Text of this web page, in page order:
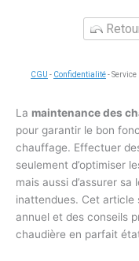
CGU - Confidentialité-
La maintenance des
pour garantir le bon
chauffage. Effectuer
seulement d’optimiser
mais aussi d’assurer
inattendues. Cet article
annuel et des conseils
chaudière en parfait